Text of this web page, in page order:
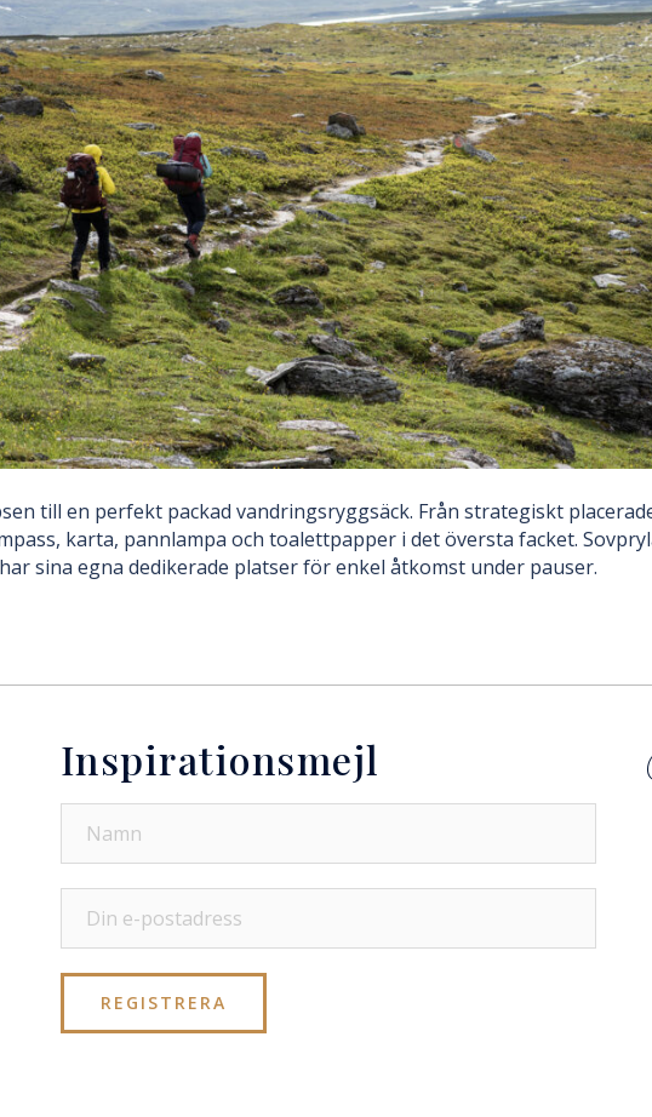
till en perfekt packad vandringsryggsäck. Från strategiskt
karta, pannlampa och toalettpapper i det översta facket.
sina egna dedikerade platser för enkel åtkomst under pauser.
Inspirationsmejl